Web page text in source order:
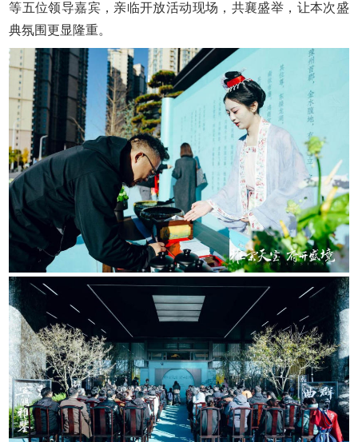
等五位领导嘉宾，亲临开放活动现场，共襄盛举，让本次盛
典氛围更显隆重。